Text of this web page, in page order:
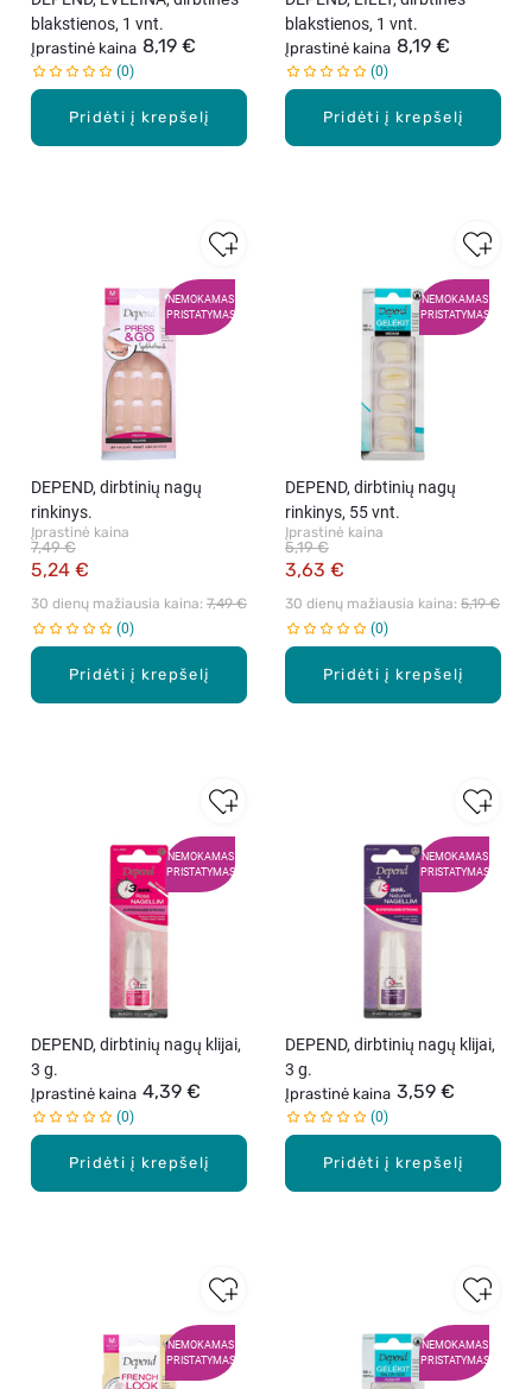
Pridėti į krepšelį
blakstienos, 1 vnt.
Įprastinė kaina 8,19 €
0
Pridėti į krepšelį
blakstienos, 1 vnt.
Įprastinė kaina 8,19 €
0
NEMOKAMAS
PRISTATYMAS
Pridėti į krepšelį
DEPEND, dirbtinių nagų
rinkinys.
Įprastinė kaina
5,24 €
7,49 €
30 dienų mažiausia kaina: 7,49 €
0
NEMOKAMAS
PRISTATYMAS
Pridėti į krepšelį
DEPEND, dirbtinių nagų
rinkinys, 55 vnt.
Įprastinė kaina
3,63 €
5,19 €
30 dienų mažiausia kaina: 5,19 €
0
NEMOKAMAS
PRISTATYMAS
Pridėti į krepšelį
DEPEND, dirbtinių nagų klijai,
3 g.
Įprastinė kaina 4,39 €
0
NEMOKAMAS
PRISTATYMAS
Pridėti į krepšelį
DEPEND, dirbtinių nagų klijai,
3 g.
Įprastinė kaina 3,59 €
0
NEMOKAMAS
PRISTATYMAS
NEMOKAMAS
PRISTATYMAS